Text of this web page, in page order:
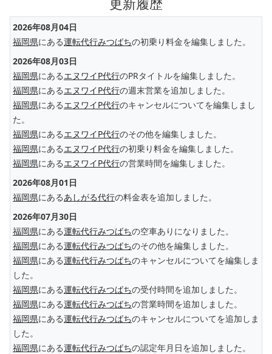
2026年08月04日
福岡県にある運転代行みつばちの初乗り料金を編集しました。
2026年08月03日
福岡県にあるエヌワイP代行のPRタイトルを編集しました。
福岡県にあるエヌワイP代行の週末営業を追加しました。
福岡県にあるエヌワイP代行のキャンセルについてを編集しまし
た。
福岡県にあるエヌワイP代行のその他を編集しました。
福岡県にあるエヌワイP代行の初乗り料金を編集しました。
福岡県にあるエヌワイP代行の営業時間を編集しました。
2026年08月01日
福岡県にあるあしがる代行の料金表を追加しました。
2026年07月30日
福岡県にある運転代行みつばちの空車ありになりました。
福岡県にある運転代行みつばちのその他を編集しました。
福岡県にある運転代行みつばちのキャンセルについてを編集しま
した。
福岡県にある運転代行みつばちの受付時間を追加しました。
福岡県にある運転代行みつばちの営業時間を追加しました。
福岡県にある運転代行みつばちのキャンセルについてを追加しま
した。
福岡県にある運転代行みつばちの認定年月日を追加しました。